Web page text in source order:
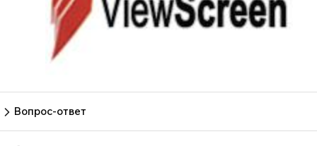
Вопрос-ответ